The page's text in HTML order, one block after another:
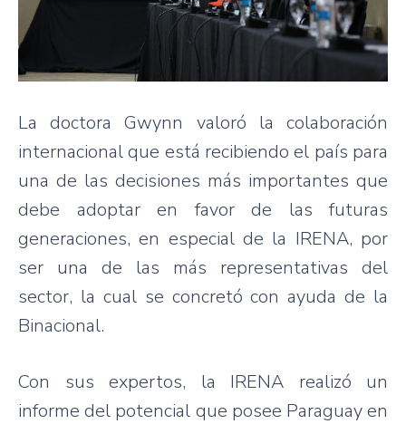
La doctora Gwynn valoró la colaboración
internacional que está recibiendo el país para
una de las decisiones más importantes que
debe adoptar en favor de las futuras
generaciones, en especial de la IRENA, por
ser una de las más representativas del
sector, la cual se concretó con ayuda de la
Binacional.
Con sus expertos, la IRENA realizó un
informe del potencial que posee Paraguay en